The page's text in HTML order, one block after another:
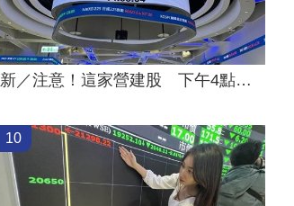
新／注意！這家營建股 下午4點開重訊
10